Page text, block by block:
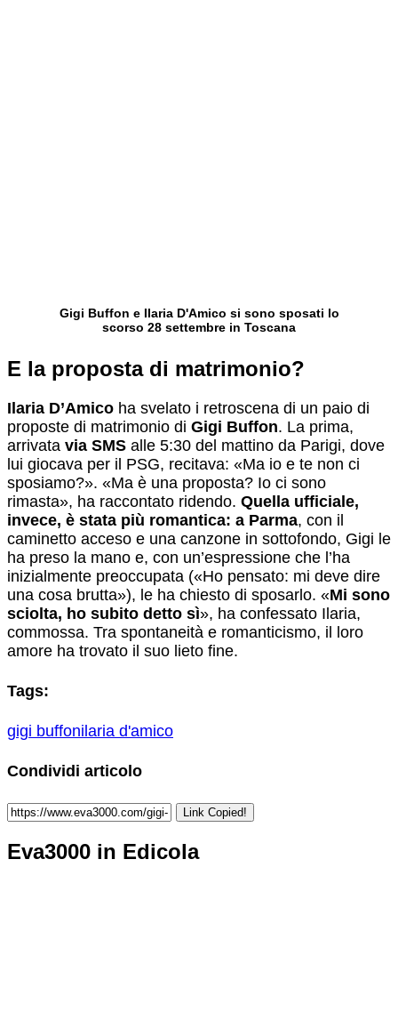
Gigi Buffon e Ilaria D'Amico si sono sposati lo
scorso 28 settembre in Toscana
E la proposta di matrimonio?
Ilaria D’Amico ha svelato i retroscena di un paio di
proposte di matrimonio di Gigi Buffon. La prima,
arrivata via SMS alle 5:30 del mattino da Parigi, dove
lui giocava per il PSG, recitava: «Ma io e te non ci
sposiamo?». «Ma è una proposta? Io ci sono
rimasta», ha raccontato ridendo. Quella ufficiale,
invece, è stata più romantica: a Parma, con il
caminetto acceso e una canzone in sottofondo, Gigi le
ha preso la mano e, con un’espressione che l’ha
inizialmente preoccupata («Ho pensato: mi deve dire
una cosa brutta»), le ha chiesto di sposarlo. «Mi sono
sciolta, ho subito detto sì», ha confessato Ilaria,
commossa. Tra spontaneità e romanticismo, il loro
amore ha trovato il suo lieto fine.
Tags:
gigi buffonilaria d'amico
Condividi articolo
Link Copied!
Eva3000 in Edicola